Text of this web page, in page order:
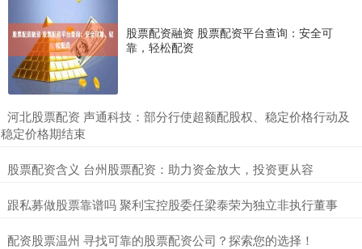
股票配资融资 股票配资平台查询：安全可
靠，轻松配资
​河北股票配资 声通科技：部分行使超额配股权、稳定价格行动及
稳定价格期结束
​股票配资含义 台州股票配资：助力资金放大，投资更从容
​跟私募做股票靠谱吗 聚利宝控股委任梁泰荣为独立非执行董事
​配资股票温州 寻找可靠的股票配资公司？探索您的选择！